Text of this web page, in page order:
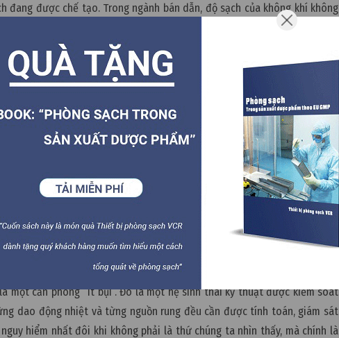
được chế tạo. Trong ngành bán dẫn, độ sạch của không khí không
xuất có thể diễn ra ổn định.
Trong thực tế vận hành các nhà máy bán dẫn, còn có những yếu tố
mắt thường. Đó làáp suất, rung động và nhiệt độ
không dễ phát hiện bằng cảm giác của con người. Nhưng chỉ cần dao
lệch quy trình sản xuất, ảnh hưởng đến thiết bị, làm giảm độ chính xác
khí và khả năng ngăn nhiễm chéo giữa các khu vực. Nếu tầng áp
vào vùng sạch hơn, kéo theo hạt bụi, hơi hóa chất hoặc các yếu tố gây
nghiêm trọng đối với những công đoạn yêu cầu độ chính xác cực cao
Ở quy mô nanomet, một dao động rất nhỏ cũng có thể tạo ra sai số
độ ổn định của hóa chất, thiết bị và toàn bộ điều kiện môi trường
một căn phòng “ít bụi”. Đó là một hệ sinh thái kỹ thuật được kiểm soát
dao động nhiệt và từng nguồn rung đều cần được tính toán, giám sát
hiểm nhất đôi khi không phải là thứ chúng ta nhìn thấy, mà chính là